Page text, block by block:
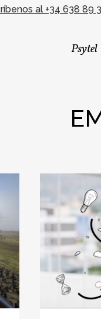
al +34 638 89
Psytel